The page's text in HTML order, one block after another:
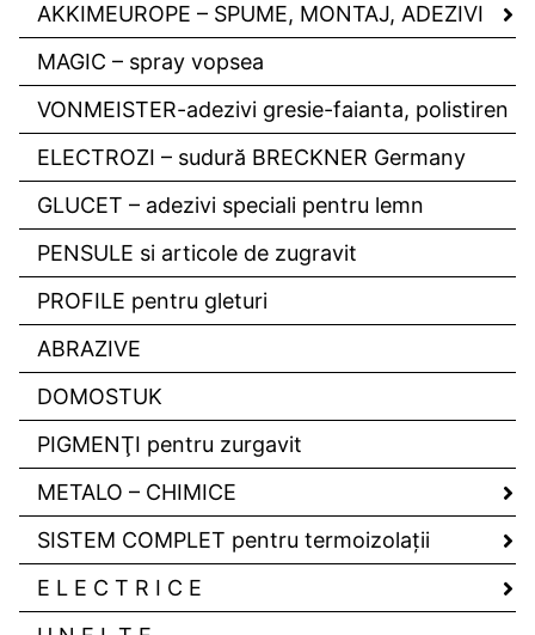
AKKIMEUROPE – SPUME, MONTAJ, ADEZIVI
MAGIC – spray vopsea
VONMEISTER-adezivi gresie-faianta, polistiren
ELECTROZI – sudură BRECKNER Germany
GLUCET – adezivi speciali pentru lemn
PENSULE si articole de zugravit
PROFILE pentru gleturi
ABRAZIVE
DOMOSTUK
PIGMENŢI pentru zurgavit
METALO – CHIMICE
SISTEM COMPLET pentru termoizolaţii
E L E C T R I C E